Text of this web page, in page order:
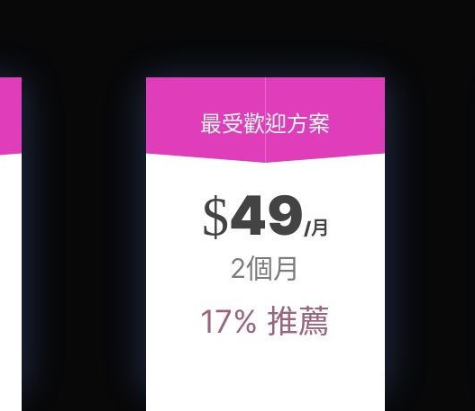
最受歡迎方案
$49/月
2個月
17% 推薦